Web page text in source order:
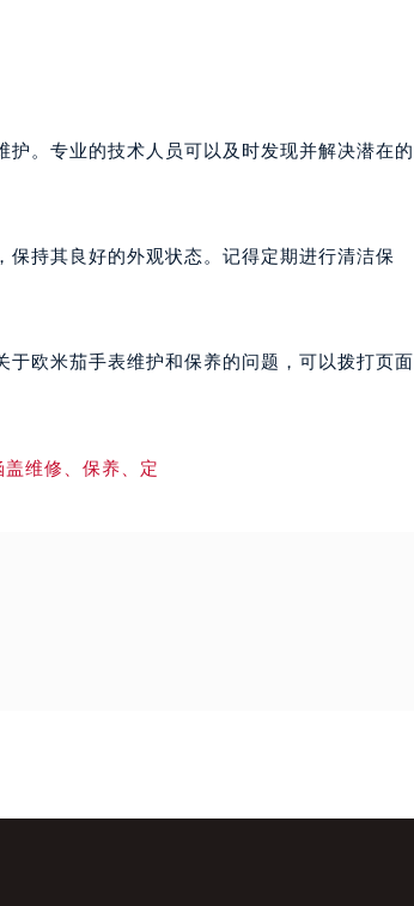
。专业的技术人员可以及时发现并解决潜在的
持其良好的外观状态。记得定期进行清洁保
于欧米茄手表维护和保养的问题，可以拨打页面